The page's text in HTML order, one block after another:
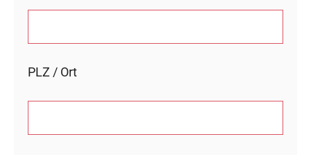
PLZ / Ort